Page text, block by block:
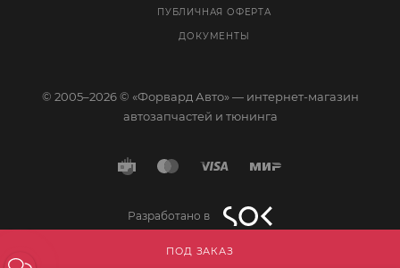
ПОД ЗАКАЗ
ПУБЛИЧНАЯ ОФЕРТА
ДОКУМЕНТЫ
© 2005–2026 © «Форвард Авто» — интернет-магазин
автозапчастей и тюнинга
Разработано в